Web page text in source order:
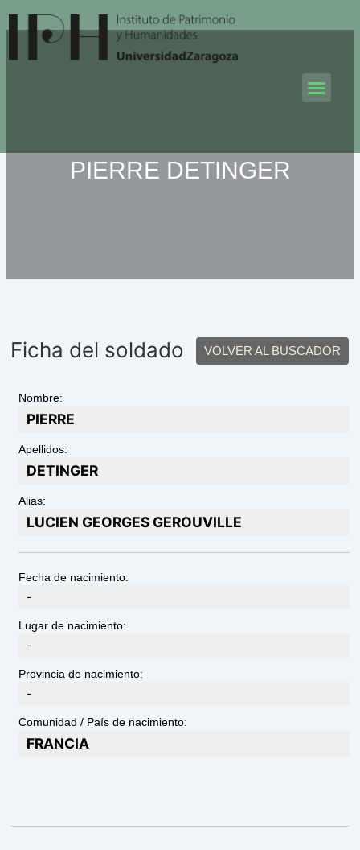
al
contenido
PIERRE DETINGER
Ficha del soldado VOLVER AL BUSCADOR
Nombre:
PIERRE
Apellidos:
DETINGER
Alias:
LUCIEN GEORGES GEROUVILLE
Fecha de nacimiento:
-
Lugar de nacimiento:
-
Provincia de nacimiento:
-
Comunidad / País de nacimiento:
FRANCIA